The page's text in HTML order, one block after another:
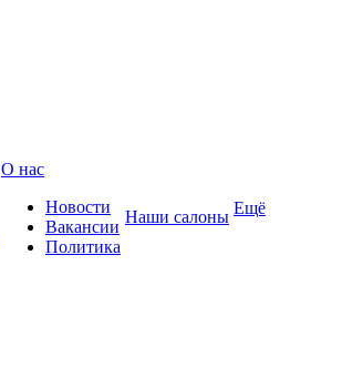
О нас
Новости
Вакансии
Политика
Наши салоны Ещё